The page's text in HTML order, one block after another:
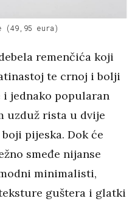
(49,95 eura)
remenčića koji
te crnoj i bolji
i jednako popularan
uzduž rista u dvije
pijeska. Dok će
smeđe nijanse
minimalisti,
guštera i glatki